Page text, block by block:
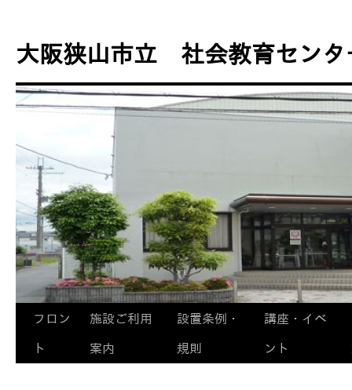
テ
ン
へ
ス
プ
大阪狭山市立 社会教育センタ
フロン
ト
施設ご利用
案内
設置条例・
規則
講座・イベ
ント